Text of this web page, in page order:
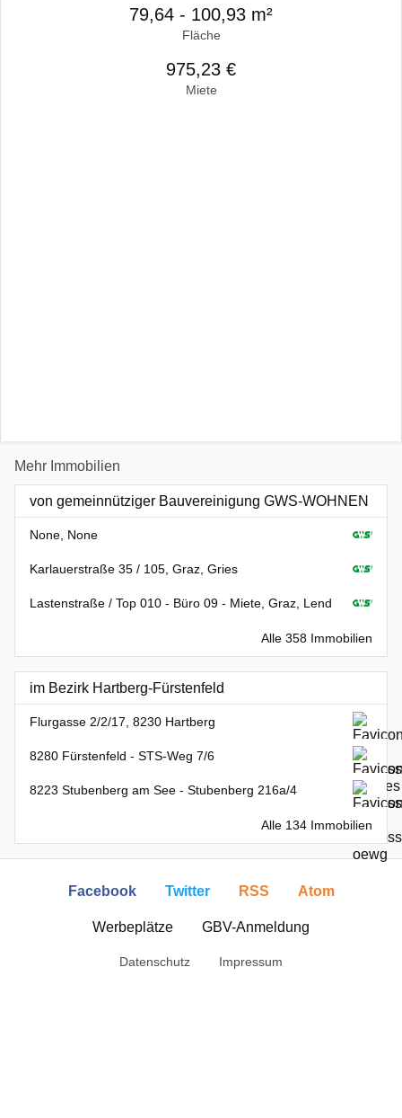
79,64 - 100,93 m²
Fläche
975,23 €
Miete
Mehr Immobilien
von gemeinnütziger Bauvereinigung GWS-WOHNEN
None, None
Karlauerstraße 35 / 105, Graz, Gries
Lastenstraße / Top 010 - Büro 09 - Miete, Graz, Lend
Alle 358 Immobilien
im Bezirk Hartberg-Fürstenfeld
Flurgasse 2/2/17, 8230 Hartberg
8280 Fürstenfeld - STS-Weg 7/6
8223 Stubenberg am See - Stubenberg 216a/4
Alle 134 Immobilien
Facebook Twitter RSS Atom
Werbeplätze GBV-Anmeldung
Datenschutz Impressum